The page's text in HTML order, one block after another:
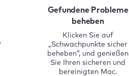
Gefundene Probleme
beheben
Klicken Sie auf
„Schwachpunkte sicher
beheben“, und genießen
Sie Ihren sicheren und
bereinigten Mac.